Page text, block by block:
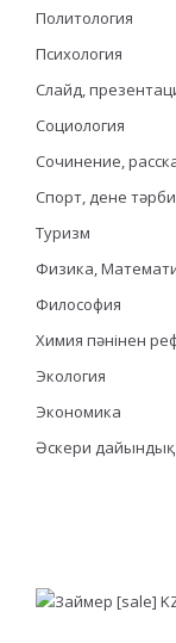
Политология
Психология
Слайд,
Социология
Сочинение,
Спорт, дене
Туризм
Физика,
Философия
Химия пәнінен
Экология
Экономика
Әскери дайындық